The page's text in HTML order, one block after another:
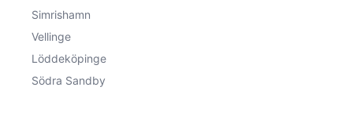
Simrishamn
Vellinge
Löddeköpinge
Södra Sandby